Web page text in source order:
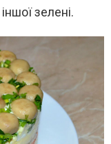
зелені.